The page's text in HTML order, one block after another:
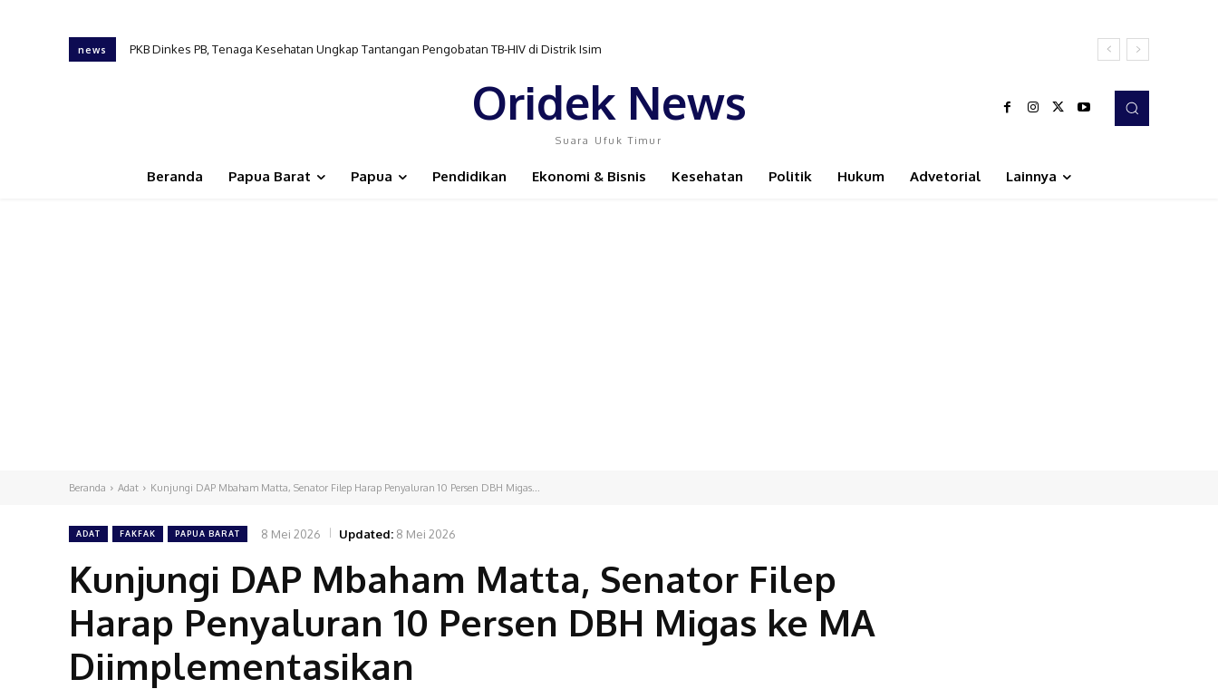
news PKB Dinkes PB, Tenaga Kesehatan Ungkap Tantangan Pengobatan TB-HIV di Distrik Isim
Tinjau RSUP Papua Barat, Gubernur Dominggus Minta Layanan Radiologi Segera Difungsikan
Oridek News
Suara Ufuk Timur
Beranda Papua Barat Papua Pendidikan Ekonomi & Bisnis Kesehatan Politik Hukum Advetorial Lainnya
Beranda Adat Kunjungi DAP Mbaham Matta, Senator Filep Harap Penyaluran 10 Persen DBH Migas...
ADAT FAKFAK PAPUA BARAT 8 Mei 2026 Updated: 8 Mei 2026
Kunjungi DAP Mbaham Matta, Senator Filep
Harap Penyaluran 10 Persen DBH Migas ke MA
Diimplementasikan